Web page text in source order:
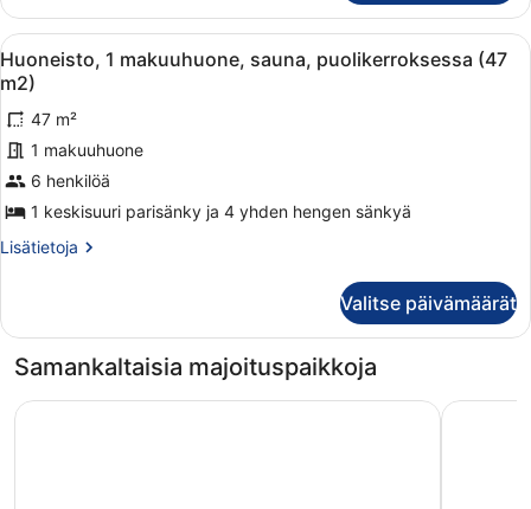
puolikerroksessa
(30
m2)
Avaa
kaikki
huonetyypin
Huoneisto,
1
makuuhuone,
sauna,
puolikerroksessa
(47
kuvat
Kaksikerroksinen talo, jossa on
10
Huoneisto, 1 makuuhuone, sauna, puolikerroksessa (47
m2)
47 m²
1 makuuhuone
6 henkilöä
1 keskisuuri parisänky ja 4 yhden hengen sänkyä
Lisätietoja
Lisätietoja
makuuhuone,
puolikerroksessa
m2)
Valitse päivämäärät
Samankaltaisia majoituspaikkoja
Santa's Resort & Spa Hotel Sani Sandy